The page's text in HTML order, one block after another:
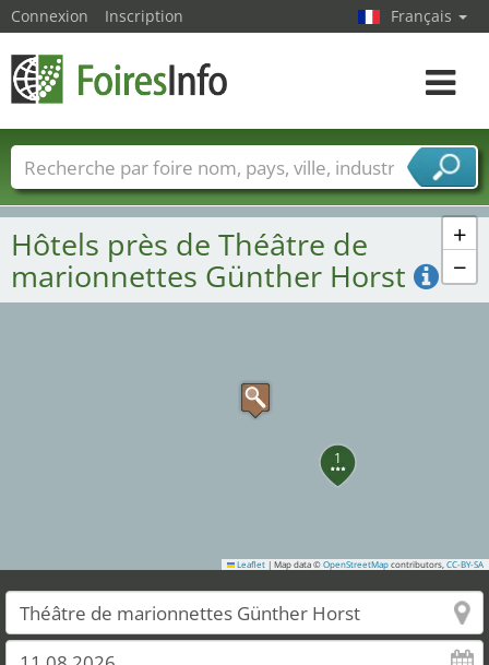
1
+
−
Leaflet | Map data © OpenStreetMap contributors, CC-BY-SA
Hôtels près de Théâtre de
marionnettes Günther Horst
Connexion Inscription Français
Toggle
Foire noms Pays Villes
Secteurs de foire
Secteurs du fournisseur de services